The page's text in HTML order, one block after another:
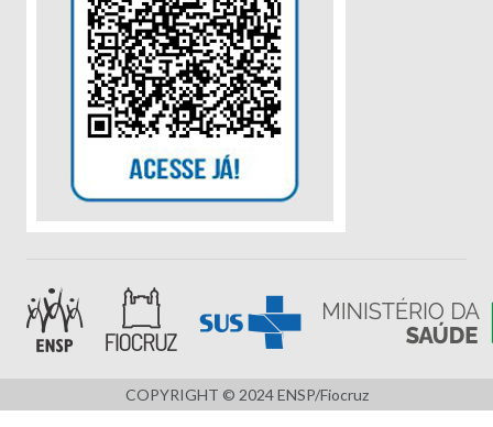
COPYRIGHT © 2024 ENSP/Fiocruz